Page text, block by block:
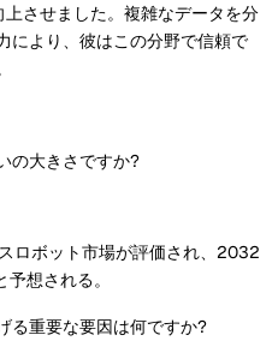
させました。複雑なデータを分
により、彼はこの分野で信頼で
の大きさですか?
ロボット市場が評価され、2032
想される。
る重要な要因は何ですか?